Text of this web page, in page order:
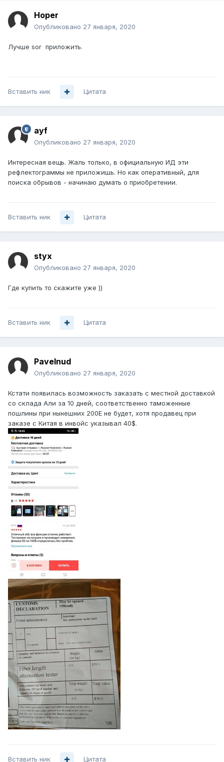
Hoper
Опубликовано 27 января, 2020
Лучше sor приложить.
Вставить ник Цитата
ayf
Опубликовано 27 января, 2020
Интересная вещь. Жаль только, в официальную ИД эти
рефлектограммы не приложишь. Но как оперативный, для
поиска обрывов - начинаю думать о приобретении.
Вставить ник Цитата
styx
Опубликовано 27 января, 2020
Где купить то скажите уже ))
Вставить ник Цитата
Pavelnud
Опубликовано 27 января, 2020
Кстати появилась возможность заказать с местной доставкой
со склада Али за 10 дней, соответственно таможенные
пошлины при нынешних 200Е не будет, хотя продавец при
заказе с Китая в инвойс указывал 40$.
Вставить ник Цитата